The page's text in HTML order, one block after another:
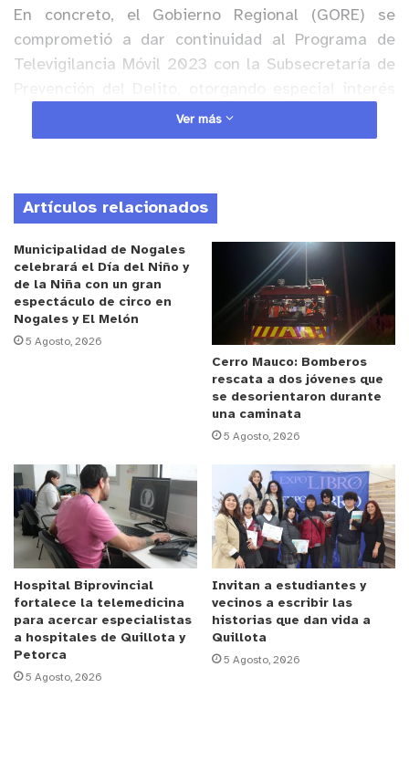
En concreto, el Gobierno Regional (GORE) se
comprometió a dar continuidad al Programa de
Televigilancia Móvil 2023 con la Subsecretaría de
en la colaboración de los municipios en las mesas
de trabajo, para así establecer mejoras y nuevos
Programa de Transferencia desde el GORE hacia
la Asociación de Municipalidades de hasta 400
millones de pesos para potenciar los planes de
seguridad, prevención del delito y atención a
víctimas.
Anuncio Patrocinado
Tras el anuncio de este importante acuerdo en
Gobernador Regional de Valparaíso
agradeció la generosidad del
espacio brindado para dirigirse a alcaldesas y
alcaldes de la región, asegurando que“me toca
trabajar con todas y todos sin distingo, de ningún
tipo, y, más allá de nuestras legítimas diferencias,
hoy situamos en la centralidad en el bien común, en
el buen vivir, en dar condiciones de satisfacción a
nuestra población, a nuestras comunidades y por
tanto el hecho de que estemos reunidos en torno al
tema de la seguridad es tremendamente relevante”
Ver más
Artículos relacionados
Municipalidad de Nogales
celebrará el Día del Niño y
de la Niña con un gran
espectáculo de circo en
Nogales y El Melón
5 Agosto, 2026
Cerro Mauco: Bomberos
rescata a dos jóvenes que
se desorientaron durante
una caminata
5 Agosto, 2026
Hospital Biprovincial
fortalece la telemedicina
para acercar especialistas
a hospitales de Quillota y
Petorca
5 Agosto, 2026
Invitan a estudiantes y
vecinos a escribir las
historias que dan vida a
Quillota
5 Agosto, 2026